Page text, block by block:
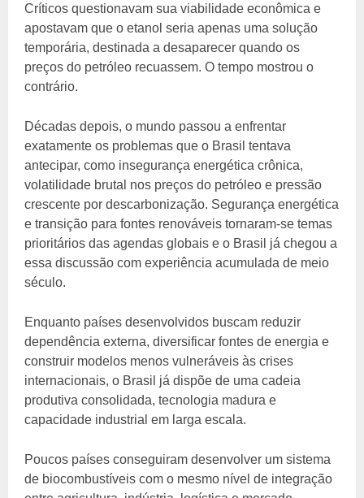
Críticos questionavam sua viabilidade econômica e
apostavam que o etanol seria apenas uma solução
temporária, destinada a desaparecer quando os
preços do petróleo recuassem. O tempo mostrou o
contrário.
Décadas depois, o mundo passou a enfrentar
exatamente os problemas que o Brasil tentava
antecipar, como insegurança energética crônica,
volatilidade brutal nos preços do petróleo e pressão
crescente por descarbonização. Segurança energética
e transição para fontes renováveis tornaram-se temas
prioritários das agendas globais e o Brasil já chegou a
essa discussão com experiência acumulada de meio
século.
Enquanto países desenvolvidos buscam reduzir
dependência externa, diversificar fontes de energia e
construir modelos menos vulneráveis às crises
internacionais, o Brasil já dispõe de uma cadeia
produtiva consolidada, tecnologia madura e
capacidade industrial em larga escala.
Poucos países conseguiram desenvolver um sistema
de biocombustíveis com o mesmo nível de integração